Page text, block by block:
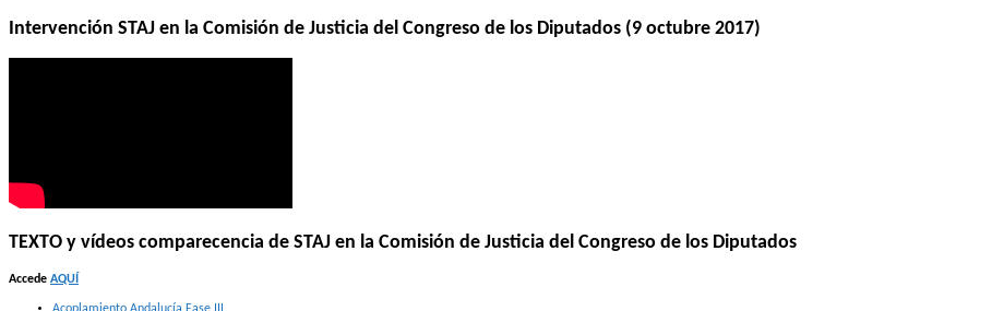
Intervención STAJ en la Comisión de Justicia del Congreso de los Diputados (9 octubre 2017)
TEXTO y vídeos comparecencia de STAJ en la Comisión de Justicia del Congreso de los Diputados
Accede AQUÍ